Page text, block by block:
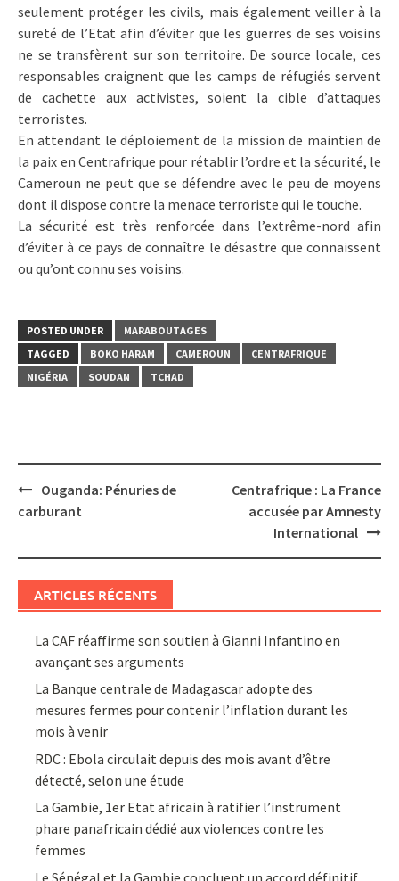
seulement protéger les civils, mais également veiller à la
sureté de l’Etat afin d’éviter que les guerres de ses voisins
ne se transfèrent sur son territoire. De source locale, ces
responsables craignent que les camps de réfugiés servent
de cachette aux activistes, soient la cible d’attaques
terroristes.
En attendant le déploiement de la mission de maintien de
la paix en Centrafrique pour rétablir l’ordre et la sécurité, le
Cameroun ne peut que se défendre avec le peu de moyens
dont il dispose contre la menace terroriste qui le touche.
La sécurité est très renforcée dans l’extrême-nord afin
d’éviter à ce pays de connaître le désastre que connaissent
ou qu’ont connu ses voisins.
POSTED UNDER
MARABOUTAGES
TAGGED
BOKO HARAM CAMEROUN
CENTRAFRIQUE
NIGÉRIA
SOUDAN TCHAD
Post
navigation
Ouganda: Pénuries de
carburant
Centrafrique : La France
accusée par Amnesty
International
ARTICLES RÉCENTS
La CAF réaffirme son soutien à Gianni Infantino en
avançant ses arguments
La Banque centrale de Madagascar adopte des
mesures fermes pour contenir l’inflation durant les
mois à venir
RDC : Ebola circulait depuis des mois avant d’être
détecté, selon une étude
La Gambie, 1er Etat africain à ratifier l’instrument
phare panafricain dédié aux violences contre les
femmes
Le Sénégal et la Gambie concluent un accord définitif